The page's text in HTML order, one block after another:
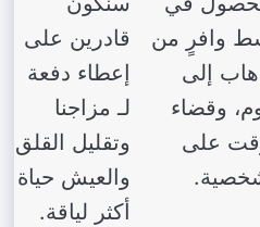
وافرٍ من
إلى
وقضاء
على
قادرين على
إعطاء دفعة
لـ مزاجنا
وتقليل القلق
والعيش حياة
أكثر لياقة.